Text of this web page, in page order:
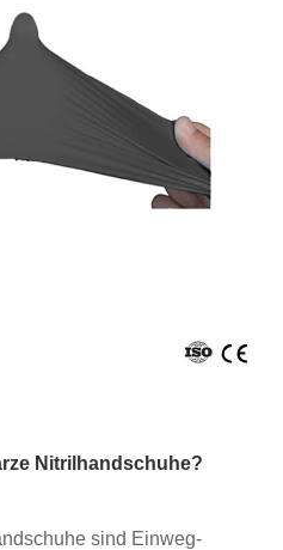
Nitrilhandschuhe?
sind Einweg-